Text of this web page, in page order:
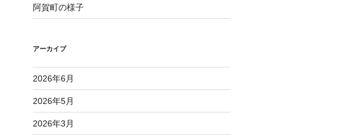
阿賀町の様子
アーカイブ
2026年6月
2026年5月
2026年3月